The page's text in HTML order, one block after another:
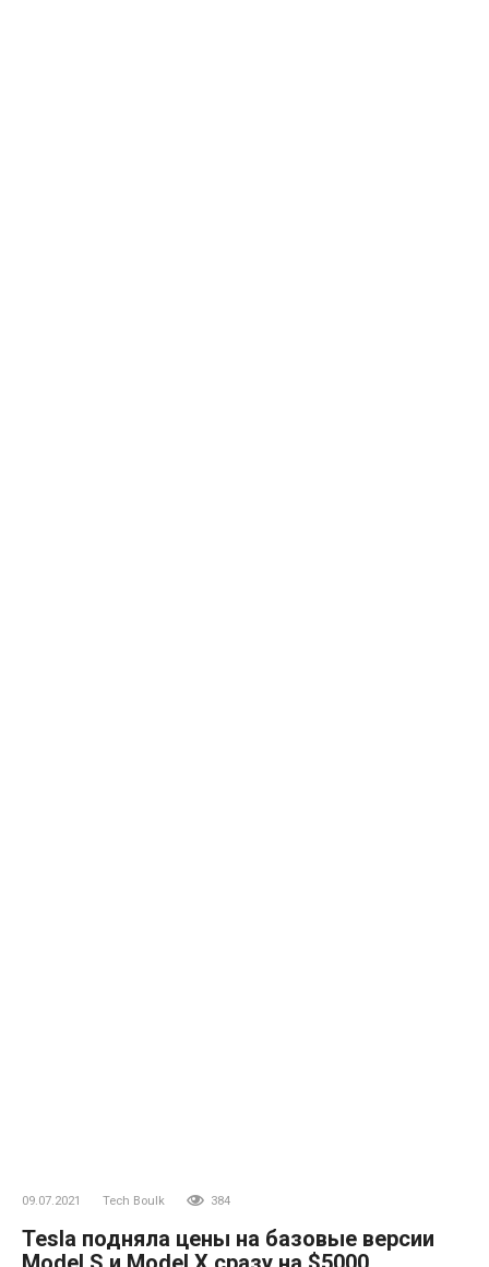
09.07.2021 Tech Boulk 384
Tesla подняла цены на базовые версии